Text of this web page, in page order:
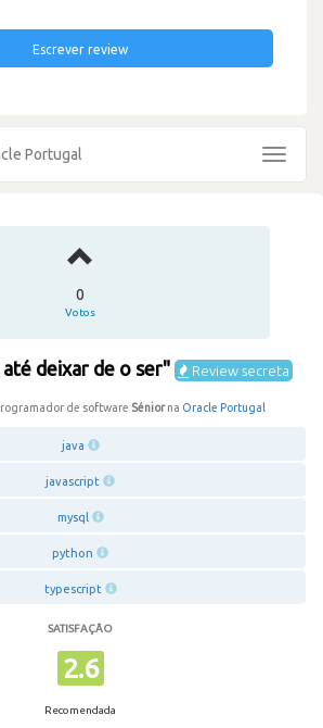
Escrever review
Portugal
Toggle
0
Votos
deixar de o ser" Review secreta
de software Séniorna Oracle Portugal
java
javascript
mysql
python
typescript
SATISFAÇÃO
2.6
Recomendada